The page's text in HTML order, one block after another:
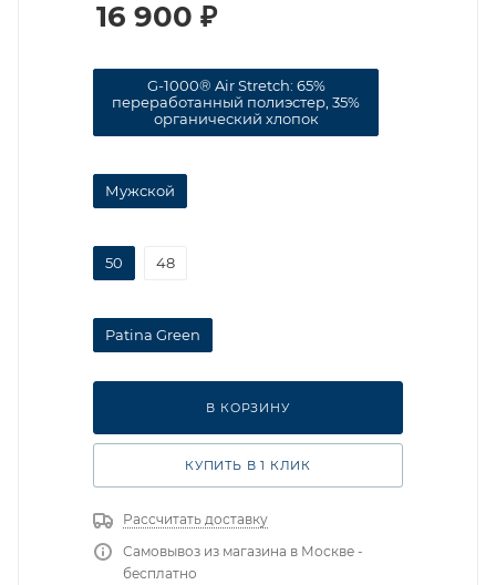
16 900 ₽
G-1000® Air Stretch: 65%
переработанный полиэстер, 35%
органический хлопок
Мужской
50 48
Patina Green
В КОРЗИНУ
КУПИТЬ В 1 КЛИК
Рассчитать доставку
Самовывоз из магазина в Москве -
бесплатно